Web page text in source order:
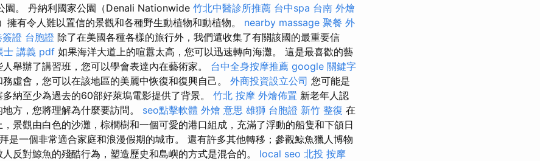
園。 丹納利國家公園（Denali Nationwide 竹北中醫診所推薦 台中spa 台南 外燴
擁有令人難以置信的景觀和各種野生動植物和動植物。 nearby massage 聚餐 外
簽證 台胞證 除了在美國各種各樣的旅行外，我們還收集了有關該國的最重要信
士 講義 pdf 如果海洋大道上的喧囂太高，您可以迅速轉向海灘。 這是最喜歡的藝
舉辦了講習班，您可以學會表達內在藝術家。 台中全身按摩推薦 google 關鍵字
虛會，您可以在該地區的美麗中恢復和復興自己。 外商投資設立公司 您可能是
納至少為過去的60部好萊塢電影提供了背景。 竹北 按摩 外燴佈置 新老年人認
方，您將理解為什麼要訪問。 seo點擊軟體 外燴 意思 雄獅 台胞證 新竹 整復 在
景觀由白色的沙灘，棕櫚樹和一個可愛的港口組成，充滿了浮動的船隻和下頜日
是一個非常適合家庭和浪漫假期的城市。 還有許多其他轉移；參觀鯨魚獵人博物
反對鯨魚的殘酷行為，塑造歷史和島嶼的方式是混合的。 local seo 北投 按摩